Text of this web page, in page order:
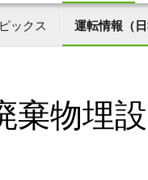
ックス 運転情報（日
棄物埋